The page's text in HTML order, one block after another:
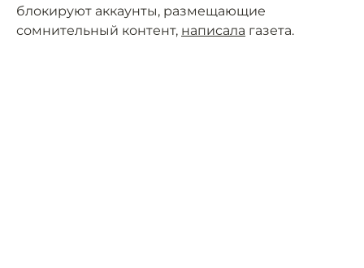
блокируют аккаунты, размещающие
сомнительный контент, написала газета.